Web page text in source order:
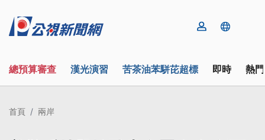
總預算審查 漢光演習 苦茶油苯駢芘超標 即時 熱
首頁 兩岸